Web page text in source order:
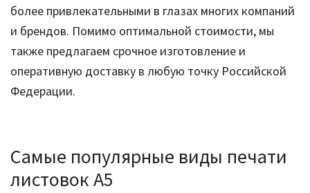
более привлекательными в глазах многих компаний
и брендов. Помимо оптимальной стоимости, мы
также предлагаем срочное изготовление и
оперативную доставку в любую точку Российской
Федерации.
Самые популярные виды печати
листовок А5